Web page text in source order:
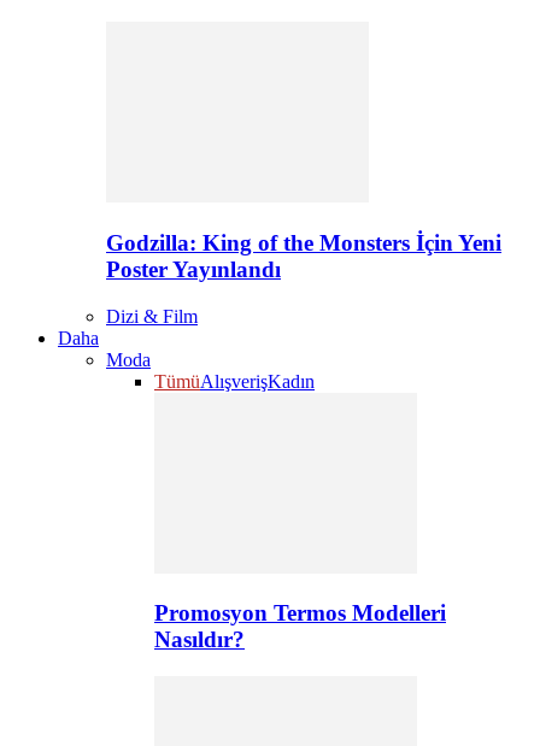
Godzilla: King of the Monsters İçin Yeni
Poster Yayınlandı
Dizi & Film
Daha
Moda
TümüAlışverişKadın
Promosyon Termos Modelleri
Nasıldır?